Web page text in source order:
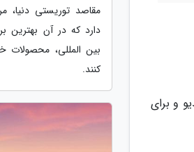
و برای
مقاصد توریستی دنیا،
دارد که در آن بهترین
بین المللی، محصولات
کنند.